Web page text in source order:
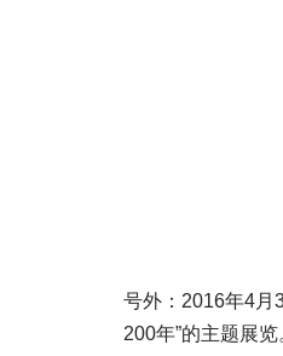
号外：2016年4月
200年”的主题展